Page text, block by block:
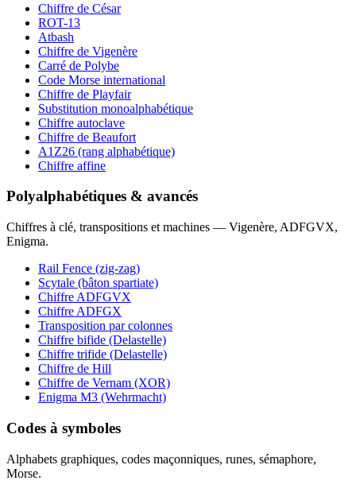
Chiffre de César
ROT-13
Atbash
Chiffre de Vigenère
Carré de Polybe
Code Morse international
Chiffre de Playfair
Substitution monoalphabétique
Chiffre autoclave
Chiffre de Beaufort
A1Z26 (rang alphabétique)
Chiffre affine
Polyalphabétiques & avancés
Chiffres à clé, transpositions et machines — Vigenère, ADFGVX,
Enigma.
Rail Fence (zig-zag)
Scytale (bâton spartiate)
Chiffre ADFGVX
Chiffre ADFGX
Transposition par colonnes
Chiffre bifide (Delastelle)
Chiffre trifide (Delastelle)
Chiffre de Hill
Chiffre de Vernam (XOR)
Enigma M3 (Wehrmacht)
Codes à symboles
Alphabets graphiques, codes maçonniques, runes, sémaphore,
Morse.